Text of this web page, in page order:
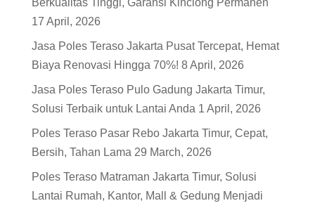
Berkualitas Tinggi, Garansi Kinclong Permanen
17 April, 2026
Jasa Poles Teraso Jakarta Pusat Tercepat, Hemat
Biaya Renovasi Hingga 70%! 8 April, 2026
Jasa Poles Teraso Pulo Gadung Jakarta Timur,
Solusi Terbaik untuk Lantai Anda 1 April, 2026
Poles Teraso Pasar Rebo Jakarta Timur, Cepat,
Bersih, Tahan Lama 29 March, 2026
Poles Teraso Matraman Jakarta Timur, Solusi
Lantai Rumah, Kantor, Mall & Gedung Menjadi